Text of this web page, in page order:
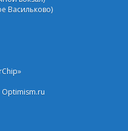
Васильково)
Optimism.ru